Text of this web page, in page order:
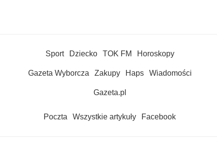
Sport Dziecko TOK FM Horoskopy
Gazeta Wyborcza Zakupy Haps Wiadomości
Gazeta.pl
Poczta Wszystkie artykuły Facebook